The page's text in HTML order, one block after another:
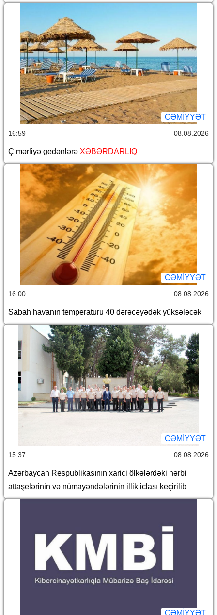
CƏMİYYƏT
16:59 08.08.2026
Çimərliyə gedənlərə XƏBƏRDARLIQ
CƏMİYYƏT
16:00 08.08.2026
Sabah havanın temperaturu 40 dərəcəyədək yüksələcək
CƏMİYYƏT
15:37 08.08.2026
Azərbaycan Respublikasının xarici ölkələrdəki hərbi
attaşelərinin və nümayəndələrinin illik iclası keçirilib
CƏMİYYƏT